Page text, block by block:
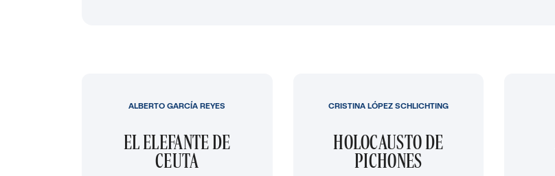
EL ELEFANTE DE
CEUTA
ALBERTO GARCÍA REYES
HOLOCAUSTO DE
PICHONES
CRISTINA LÓPEZ SCHLICHTING